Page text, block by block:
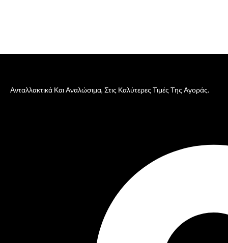
Ανταλλακτικά Και Αναλώσιμα, Στις Καλύτερες Τιμές Της Αγοράς.